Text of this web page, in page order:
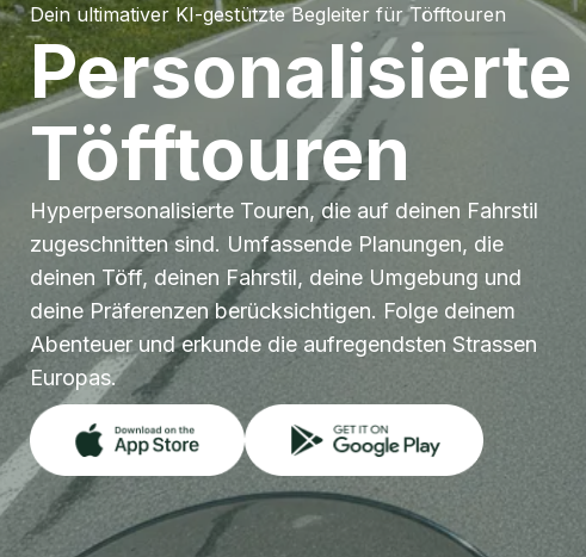
Dein ultimativer KI-gestützte Begleiter für Töfftouren
Personalisierte
Töfftouren
Hyperpersonalisierte Touren, die auf deinen Fahrstil
zugeschnitten sind. Umfassende Planungen, die
deinen Töff, deinen Fahrstil, deine Umgebung und
deine Präferenzen berücksichtigen. Folge deinem
Abenteuer und erkunde die aufregendsten Strassen
Europas.